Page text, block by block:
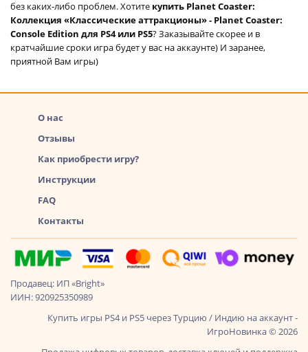
без каких-либо проблем. Хотите купить Planet Coaster:
Коллекция «Классические аттракционы» - Planet Coaster:
Console Edition для PS4 или PS5? Заказывайте скорее и в
кратчайшие сроки игра будет у вас на аккаунте) И заранее,
приятной Вам игры)
О нас
Отзывы
Как приобрести игру?
Инструкции
FAQ
Контакты
Продавец: ИП «Bright»
ИИН: 920925350989
Купить игры PS4 и PS5 через Турцию / Индию на аккаунт -
ИгроНовинка © 2026